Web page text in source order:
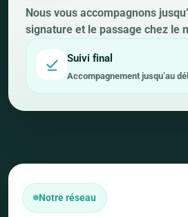
Nous vous accompagnons
signature et le passage chez le
Suivi final
Accompagnement jusqu’au
Notre réseau